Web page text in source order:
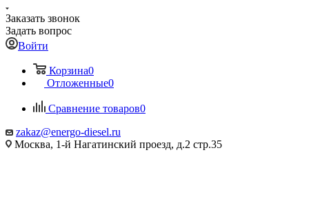
Заказать звонок
Задать вопрос
Войти
Корзина0
Отложенные0
Сравнение товаров0
zakaz@energo-diesel.ru
Москва, 1-й Нагатинский проезд, д.2 стр.35